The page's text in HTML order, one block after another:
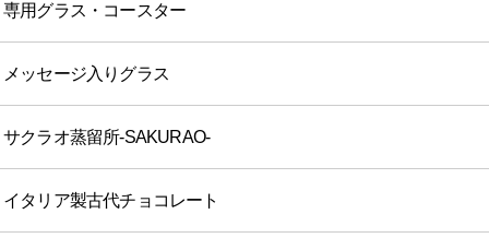
専用グラス・コースター
メッセージ入りグラス
サクラオ蒸留所-SAKURAO-
イタリア製古代チョコレート